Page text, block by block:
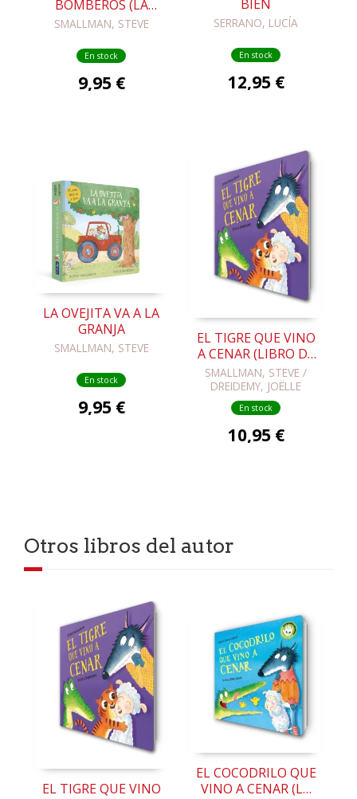
BOMBEROS (LA
OVEJITA QUE VINO
CARTÓN CON MECA
SMALLMAN, STEVE
En stock
9,95 €
BIEN
SERRANO, LUCÍA
En stock
12,95 €
LA OVEJITA VA A LA
GRANJA
SMALLMAN, STEVE
En stock
9,95 €
EL TIGRE QUE VINO
A CENAR (LIBRO DE
CARTÓN)
SMALLMAN, STEVE /
DREIDEMY, JOËLLE
En stock
10,95 €
Otros libros del autor
EL TIGRE QUE VINO
EL COCODRILO QUE
VINO A CENAR (LA